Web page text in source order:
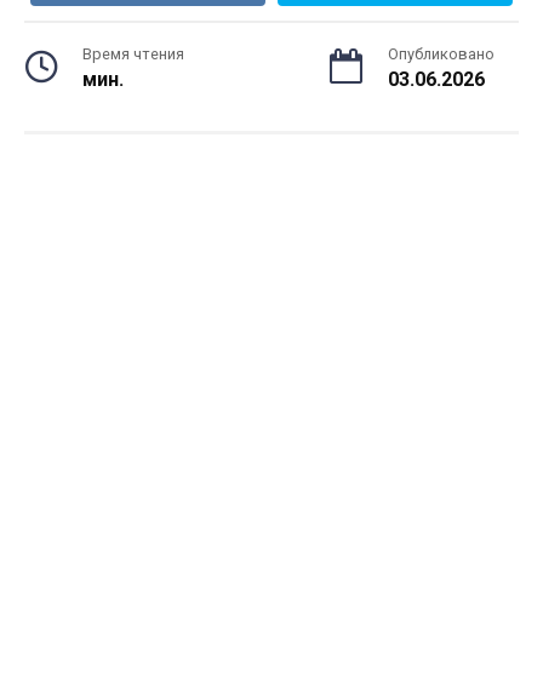
Время чтения
мин.
Опубликовано
03.06.2026